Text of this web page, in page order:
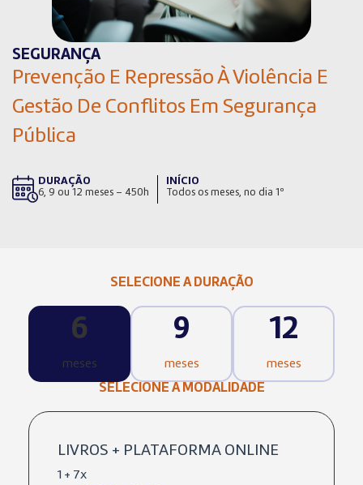
SEGURANÇA
Prevenção E Repressão À Violência E
Gestão De Conflitos Em Segurança
Pública
DURAÇÃO
6, 9 ou 12 meses – 450h
INÍCIO
Todos os meses, no dia 1º
SELECIONE A DURAÇÃO
6
meses
9
meses
12
meses
SELECIONE A MODALIDADE
LIVROS + PLATAFORMA ONLINE
1 + 7x